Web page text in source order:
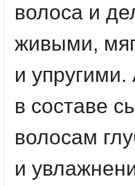
волоса и
живыми,
и
в составе
волосам
и